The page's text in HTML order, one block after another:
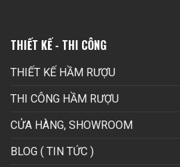
THIẾT KẾ - THI CÔNG
THIẾT KẾ HẦM RƯỢU
THI CÔNG HẦM RƯỢU
CỬA HÀNG, SHOWROOM
BLOG ( TIN TỨC )